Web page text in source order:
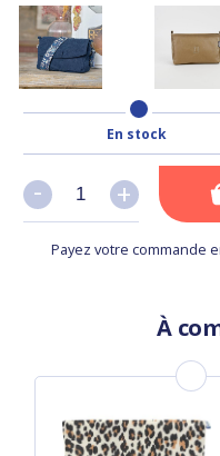
En stock
+
- +
-
Payez votre commande
À